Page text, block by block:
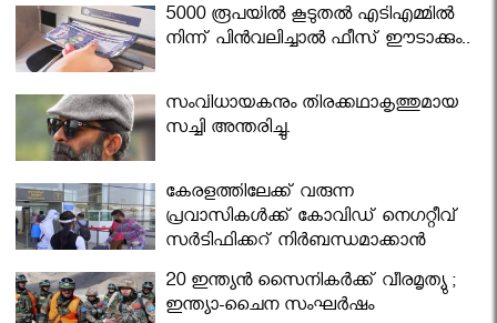
5000 രൂപയിൽ കൂടുതൽ എടിഎമ്മിൽ
നിന്ന് പിൻവലിച്ചാൽ ഫീസ് ഈടാക്കും..
സംവിധായകനും തിരക്കഥാകൃത്തുമായ
സച്ചി അന്തരിച്ചു.
കേരളത്തിലേക്ക് വരുന്ന
പ്രവാസികള്‍ക്ക് കോവിഡ് നെഗറ്റീവ്
സര്‍ട്ടിഫിക്കറ്റ് നിർബന്ധമാക്കാൻ
മന്ത്രിസഭ
20 ഇന്ത്യൻ സൈനികർക്ക് വീരമൃത്യു ;
ഇന്ത്യാ-ചൈന സംഘർഷം